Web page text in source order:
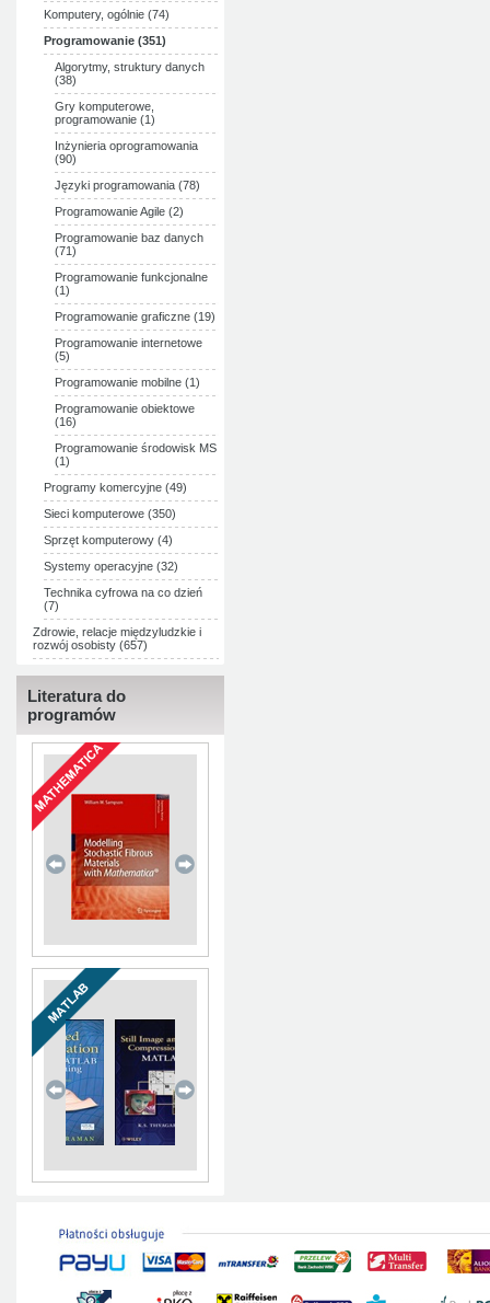
Komputery, ogólnie (74)
Programowanie (351)
Algorytmy, struktury danych
(38)
Gry komputerowe,
programowanie (1)
Inżynieria oprogramowania
(90)
Języki programowania (78)
Programowanie Agile (2)
Programowanie baz danych
(71)
Programowanie funkcjonalne
(1)
Programowanie graficzne (19)
Programowanie internetowe
(5)
Programowanie mobilne (1)
Programowanie obiektowe
(16)
Programowanie środowisk MS
(1)
Programy komercyjne (49)
Sieci komputerowe (350)
Sprzęt komputerowy (4)
Systemy operacyjne (32)
Technika cyfrowa na co dzień
(7)
Zdrowie, relacje międzyludzkie i
rozwój osobisty (657)
Literatura do
programów